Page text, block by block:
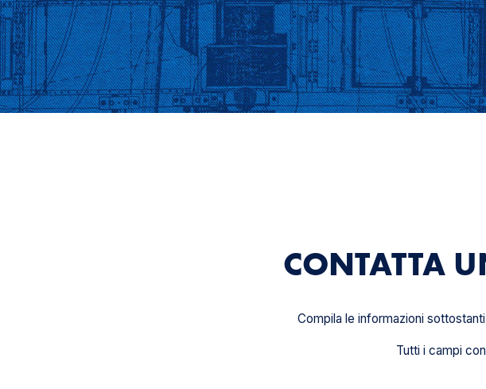
CONTATTA
Compila le informazioni
Tutti i campi